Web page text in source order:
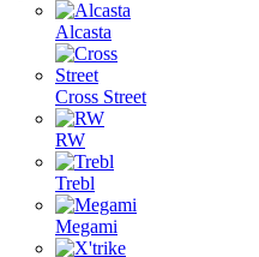
Alcasta
Cross Street
RW
Trebl
Megami